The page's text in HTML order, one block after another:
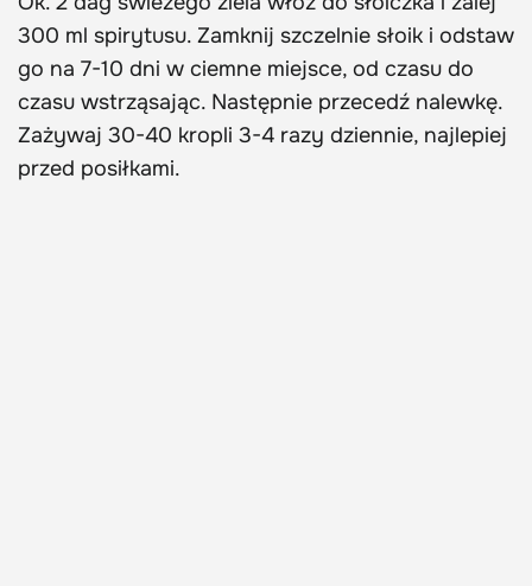
300 ml spirytusu. Zamknij szczelnie słoik i odstaw
go na 7-10 dni w ciemne miejsce, od czasu do
czasu wstrząsając. Następnie przecedź nalewkę.
Zażywaj 30-40 kropli 3-4 razy dziennie, najlepiej
przed posiłkami.